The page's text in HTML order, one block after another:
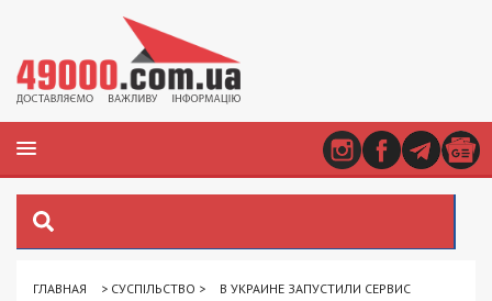
ГЛАВНАЯ > СУСПІЛЬСТВО >
В УКРАИНЕ ЗАПУСТИЛИ СЕРВИС